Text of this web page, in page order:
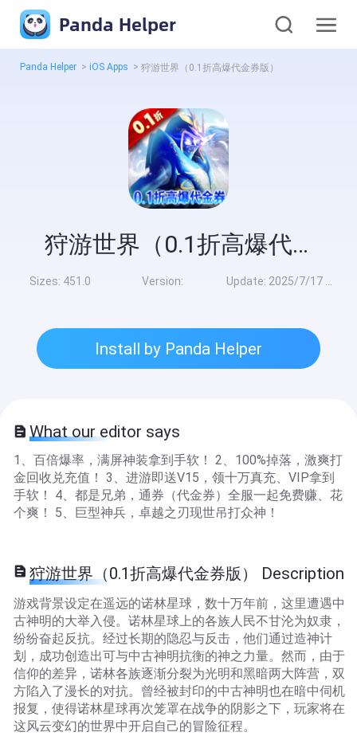
Panda Helper
Panda Helper > iOS Apps > 狩游世界（0.1折高爆代金券版）
狩游世界（0.1折高爆代金券版）
Sizes: 451.0 Version: Update: 2025/7/17 8:00:00
Install by Panda Helper
What our editor says
1、百倍爆率，满屏神装拿到手软！ 2、100%掉落，激爽打
金回收兑充值！ 3、进游即送V15，领十万真充、VIP拿到
手软！ 4、都是兄弟，通券（代金券）全服一起免费赚、花
个爽！ 5、巨型神兵，卓越之刃现世吊打众神！
狩游世界（0.1折高爆代金券版） Description
游戏背景设定在遥远的诺林星球，数十万年前，这里遭遇中
古神明的大举入侵。诺林星球上的各族人民不甘沦为奴隶，
纷纷奋起反抗。经过长期的隐忍与反击，他们通过造神计
划，成功创造出可与中古神明抗衡的神之力量。然而，由于
信仰的差异，诺林各族逐渐分裂为光明和黑暗两大阵营，双
方陷入了漫长的对抗。曾经被封印的中古神明也在暗中伺机
报复，使得诺林星球再次笼罩在战争的阴影之下，玩家将在
这风云变幻的世界中开启自己的冒险征程。​